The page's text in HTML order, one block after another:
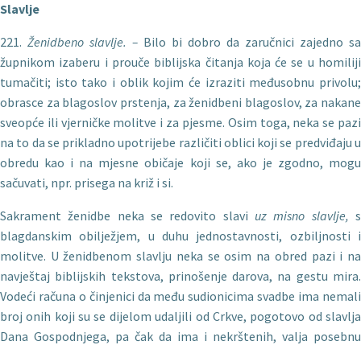
Slavlje
221. Ženidbeno slavlje. – Bilo bi dobro da zaručnici zajedno sa
župnikom izaberu i prouče biblijska čitanja koja će se u homiliji
tumačiti; isto tako i oblik kojim će izraziti međusobnu privolu;
obrasce za blagoslov prstenja, za ženidbeni blagoslov, za nakane
sveopće ili vjerničke molitve i za pjesme. Osim toga, neka se pazi
na to da se prikladno upotrijebe različiti oblici koji se pred­viđaju u
obredu kao i na mjesne običaje koji se, ako je zgodno, mogu
sačuvati, npr. prisega na križ i si.
Sakrament ženidbe neka se redovito slavi uz misno slavlje, s
blagdanskim obilježjem, u duhu jednostavnosti, ozbiljnosti i
molitve. U ženidbenom slavlju neka se osim na obred pazi i na
navještaj biblijskih tekstova, prinošenje darova, na gestu mira.
Vodeći računa o činjenici da među sudionicima svadbe ima ne­mali
broj onih koji su se dijelom udaljili od Crkve, pogotovo od slavlja
Dana Gospodnjega, pa čak da ima i nekrštenih, valja posebnu